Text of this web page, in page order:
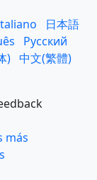
日本語
Русский
) 中文(繁體)
más